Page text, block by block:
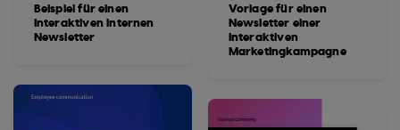
Beispiel für einen
interaktiven internen
Newsletter
Vorlage für einen
Newsletter einer
interaktiven
Marketingkampagne